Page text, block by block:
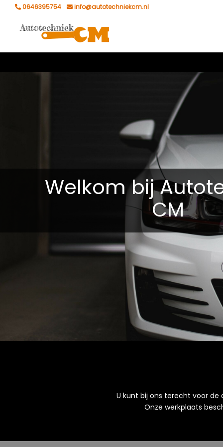
0646395754 info@autotechniekcm.nl
Welkom bij
CM
U kunt bij ons terecht voor
Onze werkplaats